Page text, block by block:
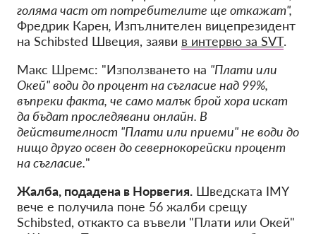
голяма част от потребителите ще откажат",
Фредрик Карен, Изпълнителен вицепрезидент
на Schibsted Швеция, заяви в интервю за SVT.
Макс Шремс: "Използването на "Плати или
Окей" води до процент на съгласие над 99%,
въпреки факта, че само малък брой хора искат
да бъдат проследявани онлайн. В
действителност "Плати или приеми" не води до
нищо друго освен до севернокорейски процент
на съгласие."
Жалба, подадена в Норвегия. Шведската IMY
вече е получила поне 56 жалби срещу
Schibsted, откакто са въвели "Плати или Окей"